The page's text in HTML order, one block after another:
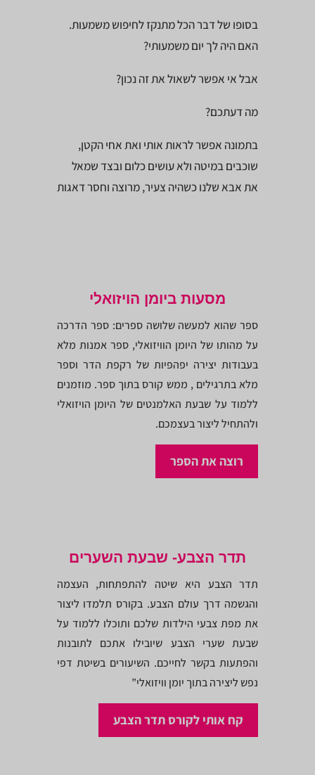
בסופו של דבר הכל מתנקז לחיפוש משמעות.
האם היה לך יום משמעותי?
אבל אי אפשר לשאול את זה נכון?
מה דעתכם?
בתמונה אפשר לראות אותי ואת אחי הקטן,
שוכבים במיטה ולא עושים כלום ובצד שמאל
את אבא שלנו כשהיה צעיר, מרוצה וחסר דאגות
מסעות ביומן הויזואלי
ספר שהוא למעשה שלושה ספרים: ספר הדרכה
על מהותו של היומן הוויזואלי, ספר אמנות מלא
בעבודות יצירה יפהפיות של רקפת הדר וספר
מלא בתרגילים , ממש קורס בתוך ספר. מוזמנים
ללמוד על שבעת האלמנטים של היומן הויזואלי
ולהתחיל ליצור בעצמכם.
רוצה את הספר
תדר הצבע- שבעת השערים
תדר הצבע היא שיטה להתפתחות, העצמה
והגשמה דרך עולם הצבע. בקורס תלמדו ליצור
את מפת צבעי הילדות שלכם ותוכלו ללמוד על
שבעת שערי הצבע שיובילו אתכם לתובנות
והפתעות בקשר לחייכם. השיעורים בשיטת דפי
נפש ליצירה בתוך יומן וויזואלי”
קח אותי לקורס תדר הצבע